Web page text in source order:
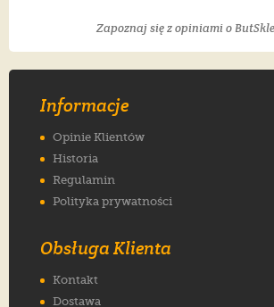
Zapoznaj się z opiniami o
Informacje
Opinie Klientów
Historia
Regulamin
Polityka prywatności
Obsługa Klienta
Kontakt
Dostawa